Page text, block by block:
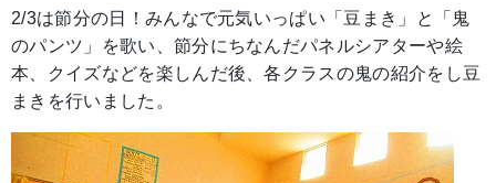
2/3は節分の日！みんなで元気いっぱい「豆まき」と「鬼
のパンツ」を歌い、節分にちなんだパネルシアターや絵
本、クイズなどを楽しんだ後、各クラスの鬼の紹介をし豆
まきを行いました。